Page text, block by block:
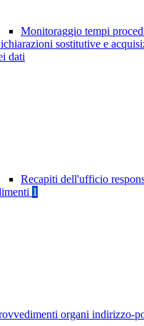
Monitoraggio tempi
sostitutive e
dati
Recapiti dell'ufficio
1
organi indirizzo-